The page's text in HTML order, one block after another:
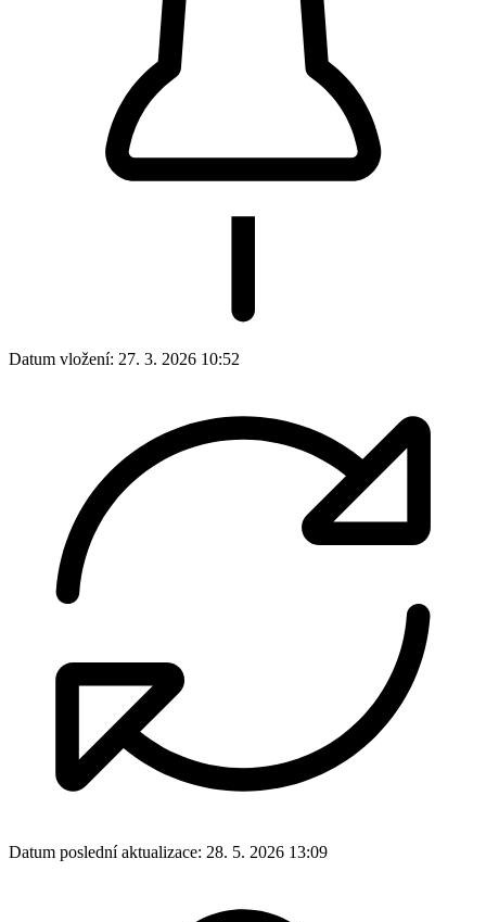
Datum vložení: 27. 3. 2026 10:52
Datum poslední aktualizace: 28. 5. 2026 13:09